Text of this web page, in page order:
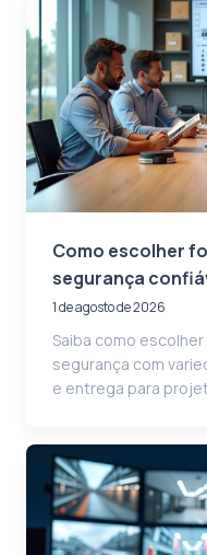
Como escolher
segurança
1 de agosto de 2026
Saiba como
segurança com
e entrega para